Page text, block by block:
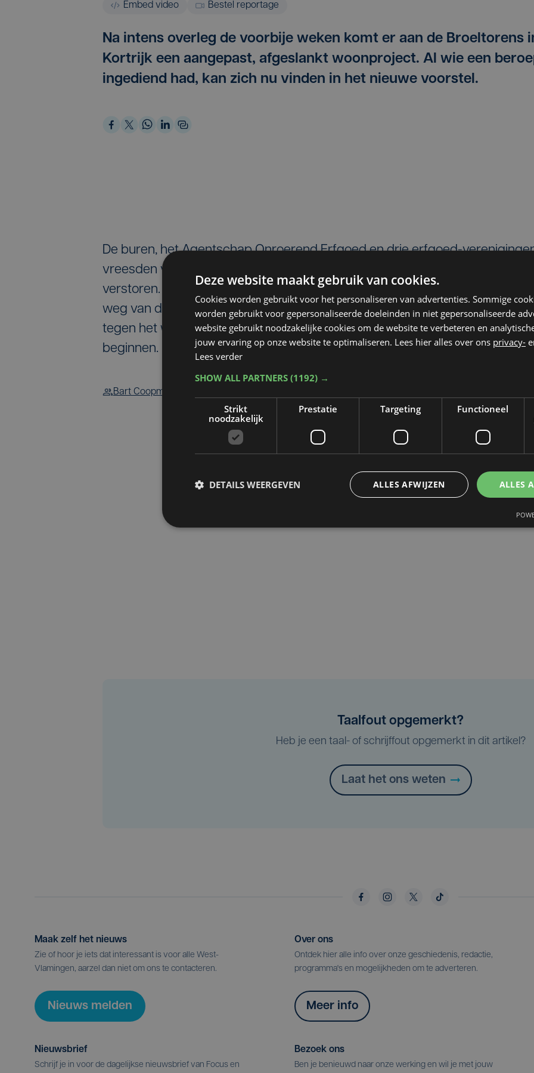
Embed video Bestel reportage
Na intens overleg de voorbije weken komt er aan de Broeltorens
Kortrijk een aangepast, afgeslankt woonproject. Al wie een
ingediend had, kan zich nu vinden in het nieuwe voorstel.
De buren, het Agentschap Onroerend Erfgoed en drie erfgoed-
vreesden vooral dat het woonproject het zicht op de Broeltorens zou
verstoren. Het gebouw zal nu lager zijn dan voorzien, et zal ook iets verder
weg van de Leie gebouwd worden en er komt een groenscherm. Het
tegen het woonproject is ingetrokken, waardoor de sloopwerken kunnen
beginnen.
Bart Coopman
Taalfout opgemerkt?
Heb je een taal- of schrijffout opgemerkt in dit artikel?
Laat het ons weten
Maak zelf het nieuws
Zie of hoor je iets dat interessant is voor alle West-
Vlamingen, aarzel dan niet om ons te contacteren.
Nieuws melden
Over ons
Ontdek hier alle info over onze geschiedenis, redactie,
programma's en mogelijkheden om te adverteren.
Meer info
Nieuwsbrief
Schrijf je in voor de dagelijkse nieuwsbrief van Focus en
Bezoek ons
Ben je benieuwd naar onze werking en wil je met jouw
Deze website maakt gebruik van cookies.
Cookies worden gebruikt voor het personaliseren van advertenties. Sommige
worden gebruikt voor gepersonaliseerde doeleinden in niet gepersonaliseerde
website gebruikt noodzakelijke cookies om de website te verbeteren en
jouw ervaring op onze website te optimaliseren. Lees hier alles over ons privacy-
Lees verder
SHOW ALL PARTNERS (1192) →
Strikt
noodzakelijk
Prestatie Targeting Functioneel
ALLES
ALLES AFWIJZEN
DETAILS WEERGEVEN